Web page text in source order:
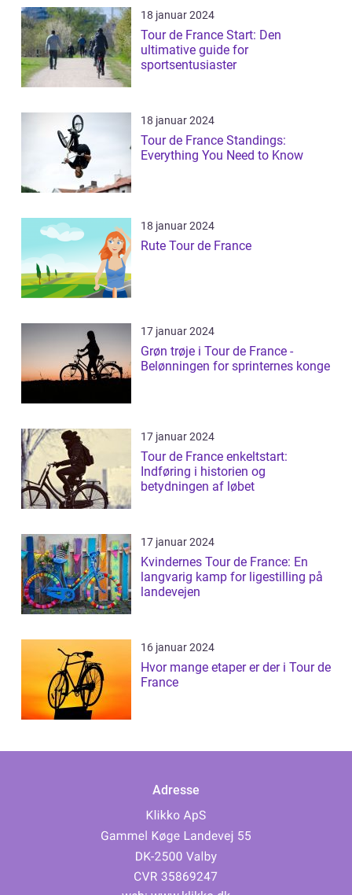
18 januar 2024
Tour de France Start: Den
ultimative guide for
sportsentusiaster
18 januar 2024
Tour de France Standings:
Everything You Need to Know
18 januar 2024
Rute Tour de France
17 januar 2024
Grøn trøje i Tour de France -
Belønningen for sprinternes konge
17 januar 2024
Tour de France enkeltstart:
Indføring i historien og
betydningen af løbet
17 januar 2024
Kvindernes Tour de France: En
langvarig kamp for ligestilling på
landevejen
16 januar 2024
Hvor mange etaper er der i Tour de
France
Adresse